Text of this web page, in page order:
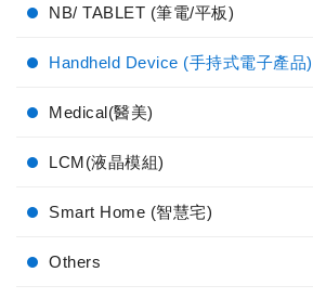
NB/ TABLET (筆電/平板)
Handheld Device (手持式電子產品)
Medical(醫美)
LCM(液晶模組)
Smart Home (智慧宅)
Others